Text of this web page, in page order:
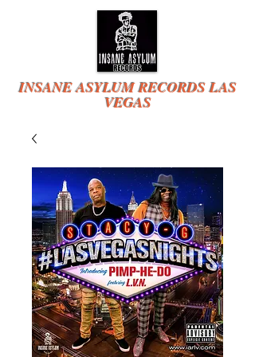
INSANE ASYLUM RECORDS LAS
VEGAS